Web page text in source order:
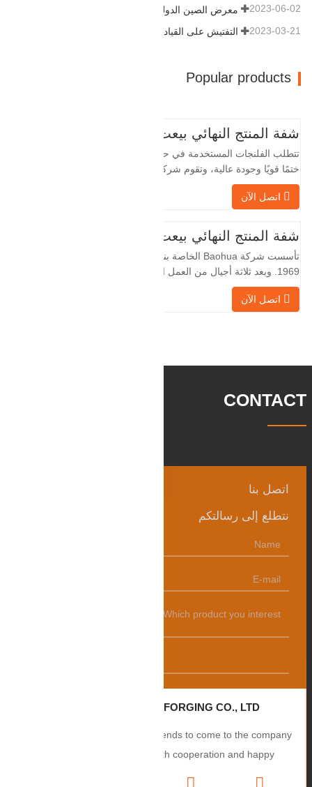
معرض الصين الدولي للبترول 2023-06-02
التفتيش على القيادة 2023-03-21
Popular products
شفة المنتج النهائي بيعت
تتطلب الفلنجات المستخدمة في حقول النفط
الخاصة بنا بمعالجة الفلنجات في حقول النفط
لسنوات عديدة وتقوم بتصديرها بشكل غير
لأن الصناعة المحلية ليست مثالية، فإننا نريد
الاستيراد والتصدير مباشرة مع العملاء
الأجانب،
اتصل الآن
شفة المنتج النهائي بيعت
تأسست شركة Baohua الخاصة بنا في عام
1969. وبعد ثلاثة أجيال من العمل الشاق،
وتوليد طاقة الرياح وقطع
اتصل الآن
CONTACT
اتصل بنا
نتطلع إلى رسالتكم
ZHANGQIU BAOHUA FORGING CO., LTD.
Sincerely welcome users and friends to come to the company